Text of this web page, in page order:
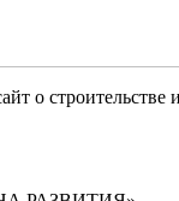
о строительстве